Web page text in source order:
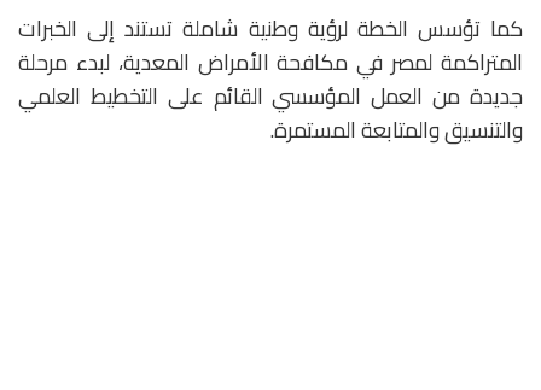
كما تؤسس الخطة لرؤية وطنية شاملة تستند إلى الخبرات
المتراكمة لمصر في مكافحة الأمراض المعدية، لبدء مرحلة
جديدة من العمل المؤسسي القائم على التخطيط العلمي
والتنسيق والمتابعة المستمرة.